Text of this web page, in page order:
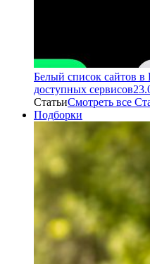
Белый список сайтов
доступных сервисов
СтатьиСмотреть все
Подборки